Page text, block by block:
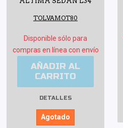
TOLVAMOT80
Disponible sólo para
compras en línea con envío
AÑADIR AL
CARRITO
DETALLES
Agotado